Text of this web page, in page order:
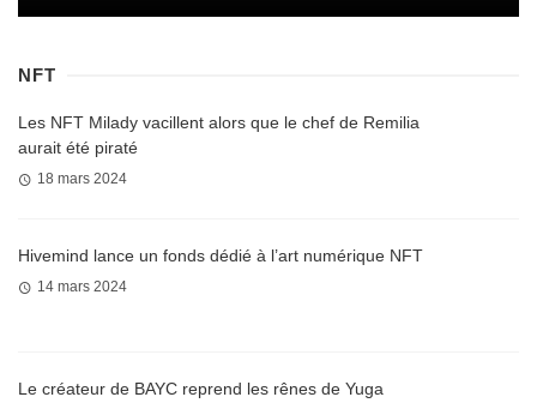
NFT
Les NFT Milady vacillent alors que le chef de Remilia
aurait été piraté
18 mars 2024
Hivemind lance un fonds dédié à l’art numérique NFT
14 mars 2024
Le créateur de BAYC reprend les rênes de Yuga